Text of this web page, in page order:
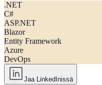
Vinkkejä .NET-
.NET
C#
ASP.NET
Blazor
Entity Framework
Azure
DevOps
Jaa LinkedInissä